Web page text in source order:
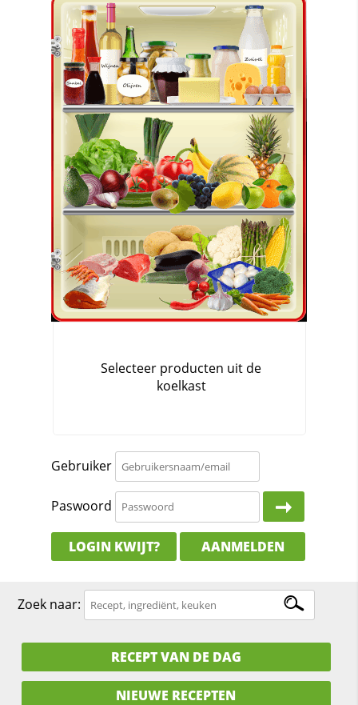
Gebruiker
Paswoord
LOGIN KWIJT? AANMELDEN
Zoek naar:
RECEPT VAN DE DAG
NIEUWE RECEPTEN